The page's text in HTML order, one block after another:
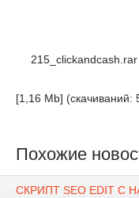
215_clickandcash.rar
[1,16 Mb] (cкачиваний:
Похожие
СКРИПТ SEO EDIT